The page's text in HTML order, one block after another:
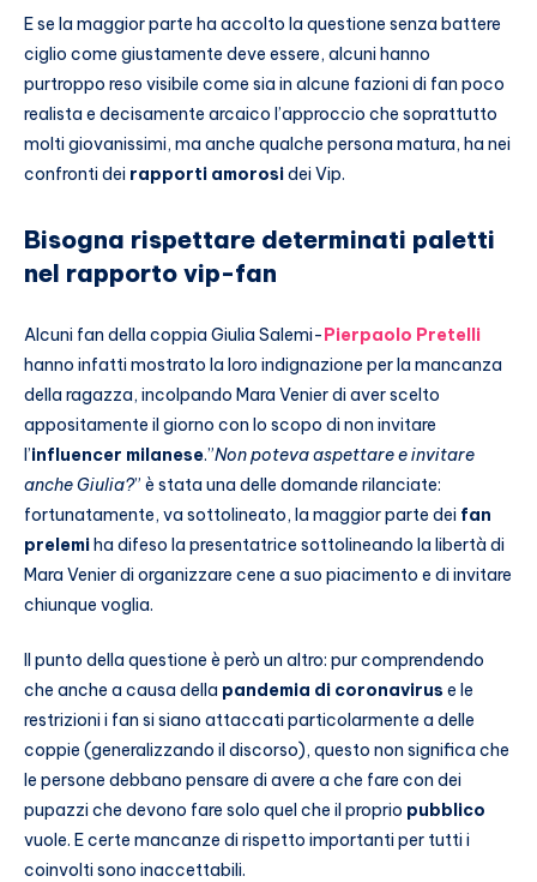
E se la maggior parte ha accolto la questione senza battere
ciglio come giustamente deve essere, alcuni hanno
purtroppo reso visibile come sia in alcune fazioni di fan poco
realista e decisamente arcaico l’approccio che soprattutto
molti giovanissimi, ma anche qualche persona matura, ha nei
confronti dei rapporti amorosidei Vip.
Bisogna rispettare determinati paletti
nel rapporto vip-fan
Alcuni fan della coppia Giulia Salemi-Pierpaolo Pretelli
hanno infatti mostrato la loro indignazione per la mancanza
della ragazza, incolpando Mara Venier di aver scelto
appositamente il giorno con lo scopo di non invitare
l’influencer milanese.”Non poteva aspettare e invitare
anche Giulia?” è stata una delle domande rilanciate:
fortunatamente, va sottolineato, la maggior parte dei fan
prelemiha difeso la presentatrice sottolineando la libertà di
Mara Venier di organizzare cene a suo piacimento e di invitare
chiunque voglia.
Il punto della questione è però un altro: pur comprendendo
che anche a causa della pandemia di coronavirus e le
restrizioni i fan si siano attaccati particolarmente a delle
coppie (generalizzando il discorso), questo non significa che
le persone debbano pensare di avere a che fare con dei
pupazzi che devono fare solo quel che il proprio pubblico
vuole. E certe mancanze di rispetto importanti per tutti i
coinvolti sono inaccettabili.